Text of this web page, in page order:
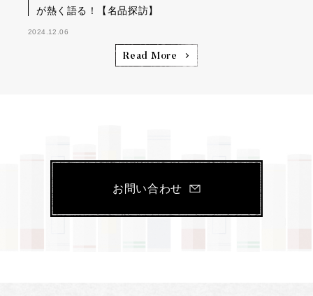
が熱く語る！【名品探訪】
2024.12.06
Read More
お問い合わせ